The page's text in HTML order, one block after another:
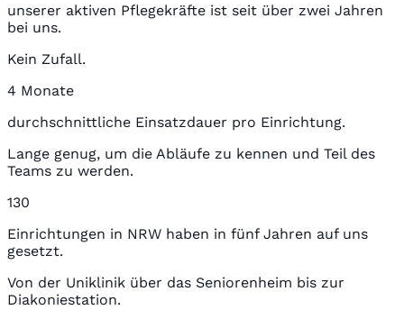
unserer aktiven Pflegekräfte ist seit über zwei Jahren
bei uns.
Kein Zufall.
4 Monate
durchschnittliche Einsatzdauer pro Einrichtung.
Lange genug, um die Abläufe zu kennen und Teil des
Teams zu werden.
130
Einrichtungen in NRW haben in fünf Jahren auf uns
gesetzt.
Von der Uniklinik über das Seniorenheim bis zur
Diakoniestation.